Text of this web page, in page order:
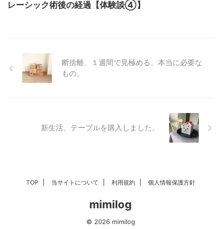
レーシック術後の経過【体験談④】
断捨離、１週間で見極める、本当に必要な
もの。
新生活、テーブルを購入しました。
TOP 当サイトについて 利用規約 個人情報保護方針
mimilog
© 2026 mimilog